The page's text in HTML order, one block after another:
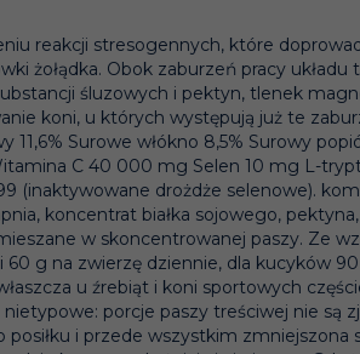
reakcji stresogennych, które
żołądka. Obok zaburzeń pracy
śluzowych i pektyn, tlenek
koni, u których występują już te
11,6% Surowe włókno 8,5% Surowy
C 40 000 mg Selen 10 mg L-
(inaktywowane drożdże selenowe).
koncentrat białka sojowego,
w skoncentrowanej paszy. Ze
g na zwierzę dziennie, dla kucyków
u źrebiąt i koni sportowych
porcje paszy treściwej nie są
i przede wszystkim